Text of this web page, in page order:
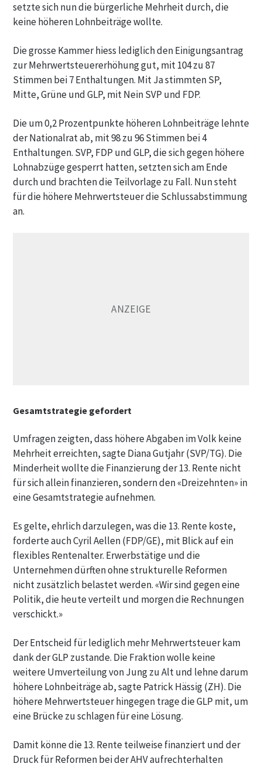
setzte sich nun die bürgerliche Mehrheit durch, die
keine höheren Lohnbeiträge wollte.
Die grosse Kammer hiess lediglich den Einigungsantrag
zur Mehrwertsteuererhöhung gut, mit 104 zu 87
Stimmen bei 7 Enthaltungen. Mit Ja stimmten SP,
Mitte, Grüne und GLP, mit Nein SVP und FDP.
Die um 0,2 Prozentpunkte höheren Lohnbeiträge lehnte
der Nationalrat ab, mit 98 zu 96 Stimmen bei 4
Enthaltungen. SVP, FDP und GLP, die sich gegen höhere
Lohnabzüge gesperrt hatten, setzten sich am Ende
durch und brachten die Teilvorlage zu Fall. Nun steht
für die höhere Mehrwertsteuer die Schlussabstimmung
an.
Gesamtstrategie gefordert
Umfragen zeigten, dass höhere Abgaben im Volk keine
Mehrheit erreichten, sagte Diana Gutjahr (SVP/TG). Die
Minderheit wollte die Finanzierung der 13. Rente nicht
für sich allein finanzieren, sondern den «Dreizehnten» in
eine Gesamtstrategie aufnehmen.
Es gelte, ehrlich darzulegen, was die 13. Rente koste,
forderte auch Cyril Aellen (FDP/GE), mit Blick auf ein
flexibles Rentenalter. Erwerbstätige und die
Unternehmen dürften ohne strukturelle Reformen
nicht zusätzlich belastet werden. «Wir sind gegen eine
Politik, die heute verteilt und morgen die Rechnungen
verschickt.»
Der Entscheid für lediglich mehr Mehrwertsteuer kam
dank der GLP zustande. Die Fraktion wolle keine
weitere Umverteilung von Jung zu Alt und lehne darum
höhere Lohnbeiträge ab, sagte Patrick Hässig (ZH). Die
höhere Mehrwertsteuer hingegen trage die GLP mit, um
eine Brücke zu schlagen für eine Lösung.
Damit könne die 13. Rente teilweise finanziert und der
Druck für Reformen bei der AHV aufrechterhalten